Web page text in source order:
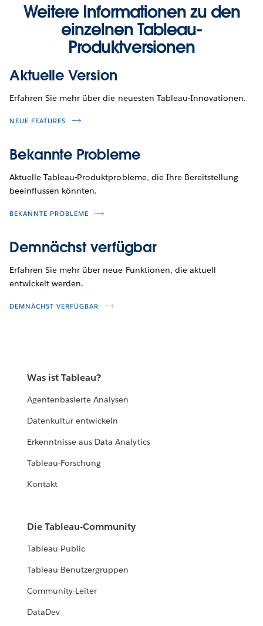
Weitere Informationen zu den
einzelnen Tableau-
Produktversionen
Aktuelle Version
Erfahren Sie mehr über die neuesten Tableau-Innovationen.
NEUE FEATURES
Bekannte Probleme
Aktuelle Tableau-Produktprobleme, die Ihre Bereitstellung
beeinflussen könnten.
BEKANNTE PROBLEME
Demnächst verfügbar
Erfahren Sie mehr über neue Funktionen, die aktuell
entwickelt werden.
DEMNÄCHST VERFÜGBAR
Was ist Tableau?
Agentenbasierte Analysen
Datenkultur entwickeln
Erkenntnisse aus Data Analytics
Tableau-Forschung
Kontakt
Die Tableau-Community
Tableau Public
Tableau-Benutzergruppen
Community-Leiter
DataDev